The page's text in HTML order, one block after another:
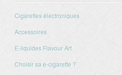
Cigarettes électroniques
Accessoires
E-liquides Flavour Art
Choisir sa e-cigarette ?